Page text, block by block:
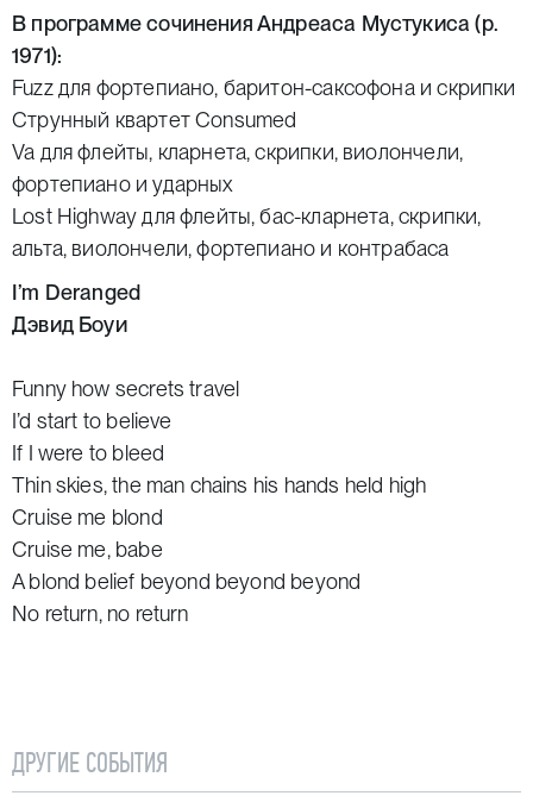
В программе сочинения Андреаса Мустукиса (р.
1971):
Fuzz для фортепиано, баритон-саксофона и скрипки
Струнный квартет Consumed
Va для флейты, кларнета, скрипки, виолончели,
фортепиано и ударных
Lost Highway для флейты, бас-кларнета, скрипки,
альта, виолончели, фортепиано и контрабаса
I’m Deranged
Дэвид Боуи
Funny how secrets travel
I’d start to believe
If I were to bleed
Thin skies, the man chains his hands held high
Cruise me blond
Cruise me, babe
A blond belief beyond beyond beyond
No return, no return
And the rain sets in
ДРУГИЕ СОБЫТИЯ